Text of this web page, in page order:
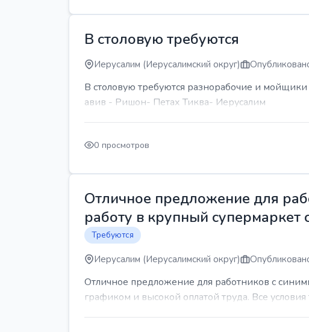
В столовую требуются
Иерусалим (Иерусалимский округ)
В столовую требуются разнорабочие и
авив - Ришон- Петах Тиква- Иерусалим
0 просмотров
Отличное предложение для
работу в крупный
Требуются
Иерусалим (Иерусалимский округ)
Отличное предложение для работников с
графиком и высокой оплатой труда. Все условия